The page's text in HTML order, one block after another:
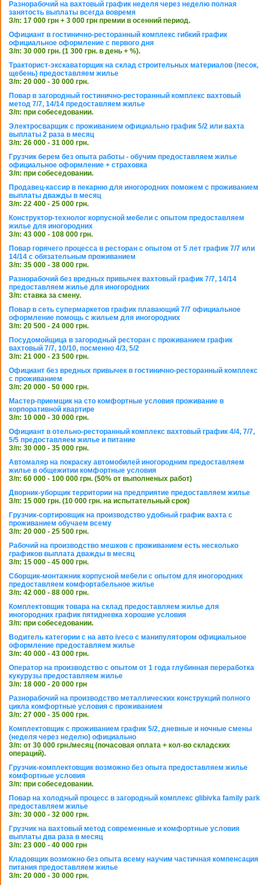
Разнорабочий на вахтовый график неделя через неделю полная
занятость выплаты всегда вовремя
З/п: 17 000 грн + 3 000 грн премии в осенний период.
Официант в гостинично-ресторанный комплекс гибкий график
официальное оформление с первого дня
З/п: 30 000 грн. (1 300 грн. в день + %).
Тракторист-экскаваторщик на склад строительных материалов (песок,
щебень) предоставляем жилье
З/п: 20 000 - 30 000 грн.
Повар в загородный гостинично-ресторанный комплекс вахтовый
метод 7/7, 14/14 предоставляем жилье
З/п: при собеседовании.
Электросварщик с проживанием официально график 5/2 или вахта
выплаты 2 раза в месяц
З/п: 26 000 - 31 000 грн.
Грузчик берем без опыта работы - обучим предоставляем жилье
официальное оформление + страховка
З/п: при собеседовании.
Продавец-кассир в пекарню для иногородних поможем с проживанием
выплаты дважды в месяц
З/п: 22 400 - 25 000 грн.
Конструктор-технолог корпусной мебели с опытом предоставляем
жилье для иногородних
З/п: 43 000 - 108 000 грн.
Повар горячего процесса в ресторан с опытом от 5 лет график 7/7 или
14/14 с обязательным проживанием
З/п: 35 000 - 38 000 грн.
Разнорабочий без вредных привычек вахтовый график 7/7, 14/14
предоставляем жилье для иногородних
З/п: ставка за смену.
Повар в сеть супермаркетов график плавающий 7/7 официальное
оформление помощь с жильем для иногородних
З/п: 20 500 - 24 000 грн.
Посудомойщица в загородный ресторан с проживанием график
вахтовый 7/7, 10/10, посменно 4/3, 5/2
З/п: 21 000 - 23 500 грн.
Официант без вредных привычек в гостинично-ресторанный комплекс
с проживанием
З/п: 20 000 - 50 000 грн.
Мастер-приемщик на сто комфортные условия проживание в
корпоративной квартире
З/п: 10 000 - 30 000 грн.
Официант в отельно-ресторанный комплекс вахтовый график 4/4, 7/7,
5/5 предоставляем жилье и питание
З/п: 30 000 - 35 000 грн.
Автомаляр на покраску автомобилей иногородним предоставляем
жилье в общежитии комфортные условия
З/п: 60 000 - 100 000 грн. (50% от выполненых работ)
Дворник-уборщик территории на предприятие предоставляем жилье
З/п: 15 000 грн. (10 000 грн. на испытательный срок)
Грузчик-сортировщик на производство удобный график вахта с
проживанием обучаем всему
З/п: 20 000 - 25 500 грн.
Рабочий на производство мешков с проживанием есть несколько
графиков выплата дважды в месяц
З/п: 15 000 - 45 000 грн.
Сборщик-монтажник корпусной мебели с опытом для иногородних
предоставляем комфортабельное жилье
З/п: 42 000 - 88 000 грн.
Комплектовщик товара на склад предоставляем жилье для
иногородних график пятидневка хорошие условия
З/п: при собеседовании.
Водитель категории с на авто iveco с манипулятором официальное
оформление предоставляем жилье
З/п: 40 000 - 43 000 грн.
Оператор на производство с опытом от 1 года глубинная переработка
кукурузы предоставляем жилье
З/п: 18 000 - 20 000 грн
Разнорабочий на производство металлических конструкций полного
цикла комфортные условия с проживанием
З/п: 27 000 - 35 000 грн.
Комплектовщик с проживанием график 5/2, дневные и ночные смены
(неделя через неделю) официально
З/п: от 30 000 грн./месяц (почасовая оплата + кол-во складских
операций).
Грузчик-комплектовщик возможно без опыта предоставляем жилье
комфортные условия
З/п: при собеседовании.
Повар на холодный процесс в загородный комплекс glibivka family park
предоставляем жилье
З/п: 30 000 - 32 000 грн.
Грузчик на вахтовый метод современные и комфортные условия
выплаты два раза в месяц
З/п: 23 000 - 40 000 грн
Кладовщик возможно без опыта всему научим частичная компенсация
питания предоставляем жилье
З/п: 20 000 - 30 000 грн.